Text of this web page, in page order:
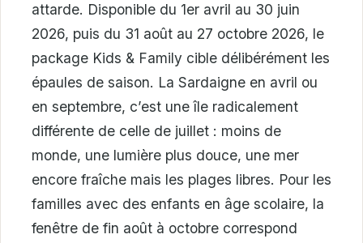
attarde. Disponible du 1er avril au 30 juin
2026, puis du 31 août au 27 octobre 2026, le
package Kids & Family cible délibérément les
épaules de saison. La Sardaigne en avril ou
en septembre, c’est une île radicalement
différente de celle de juillet : moins de
monde, une lumière plus douce, une mer
encore fraîche mais les plages libres. Pour les
familles avec des enfants en âge scolaire, la
fenêtre de fin août à octobre correspond